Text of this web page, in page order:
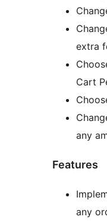
extra
Cart
any
Features
any